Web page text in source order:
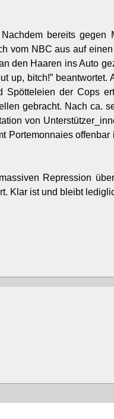
bereits gegen
vom NBC aus auf
den Haaren ins Auto
up, bitch!”
der Cops
gebracht. Nach ca.
von
Portemonnaies
Repression
Klar ist und bleibt